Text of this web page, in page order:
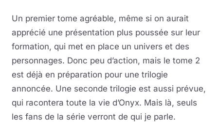
Un premier tome agréable, même si on aurait
apprécié une présentation plus poussée sur leur
formation, qui met en place un univers et des
personnages. Donc peu d’action, mais le tome 2
est déjà en préparation pour une trilogie
annoncée. Une seconde trilogie est aussi prévue,
qui racontera toute la vie d’Onyx. Mais là, seuls
les fans de la série verront de qui je parle.